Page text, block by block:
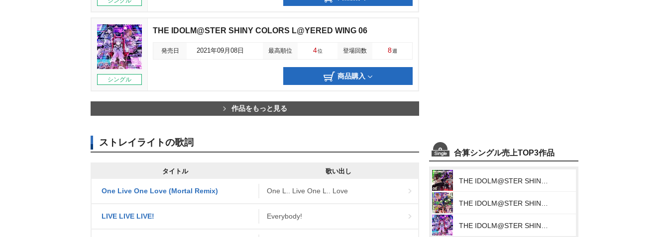
シングル
THE IDOLM@STER SHINY COLORS L@YERED WING 06
発売日 2021年09月08日 最高順位 4位 登場回数 8週
商品購入
作品をもっと見る
ストレイライトの歌詞
タイトル 歌い出し
One Live One Love (Mortal Remix) One L.. Live One L.. Love
LIVE LIVE LIVE! Everybody!
合算シングル売上TOP3作品